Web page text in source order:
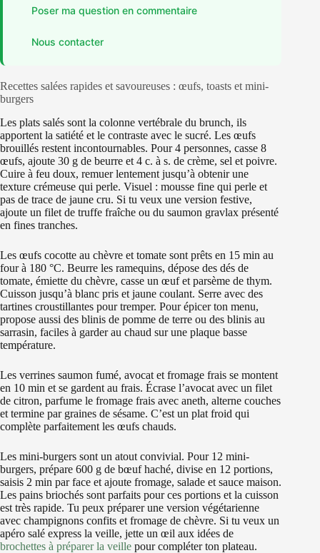
Poser ma question en commentaire
Nous contacter
Recettes salées rapides et savoureuses : œufs, toasts et mini-
burgers
Les plats salés sont la colonne vertébrale du brunch, ils
apportent la satiété et le contraste avec le sucré. Les œufs
brouillés restent incontournables. Pour 4 personnes, casse 8
œufs, ajoute 30 g de beurre et 4 c. à s. de crème, sel et poivre.
Cuire à feu doux, remuer lentement jusqu’à obtenir une
texture crémeuse qui perle. Visuel : mousse fine qui perle et
pas de trace de jaune cru. Si tu veux une version festive,
ajoute un filet de truffe fraîche ou du saumon gravlax présenté
en fines tranches.
Les œufs cocotte au chèvre et tomate sont prêts en 15 min au
four à 180 °C. Beurre les ramequins, dépose des dés de
tomate, émiette du chèvre, casse un œuf et parsème de thym.
Cuisson jusqu’à blanc pris et jaune coulant. Serre avec des
tartines croustillantes pour tremper. Pour épicer ton menu,
propose aussi des blinis de pomme de terre ou des blinis au
sarrasin, faciles à garder au chaud sur une plaque basse
température.
Les verrines saumon fumé, avocat et fromage frais se montent
en 10 min et se gardent au frais. Écrase l’avocat avec un filet
de citron, parfume le fromage frais avec aneth, alterne couches
et termine par graines de sésame. C’est un plat froid qui
complète parfaitement les œufs chauds.
Les mini-burgers sont un atout convivial. Pour 12 mini-
burgers, prépare 600 g de bœuf haché, divise en 12 portions,
saisis 2 min par face et ajoute fromage, salade et sauce maison.
Les pains briochés sont parfaits pour ces portions et la cuisson
est très rapide. Tu peux préparer une version végétarienne
avec champignons confits et fromage de chèvre. Si tu veux un
apéro salé express la veille, jette un œil aux idées de
brochettes à préparer la veille pour compléter ton plateau.